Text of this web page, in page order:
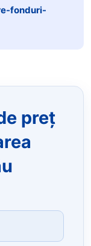
fonduri-
preț